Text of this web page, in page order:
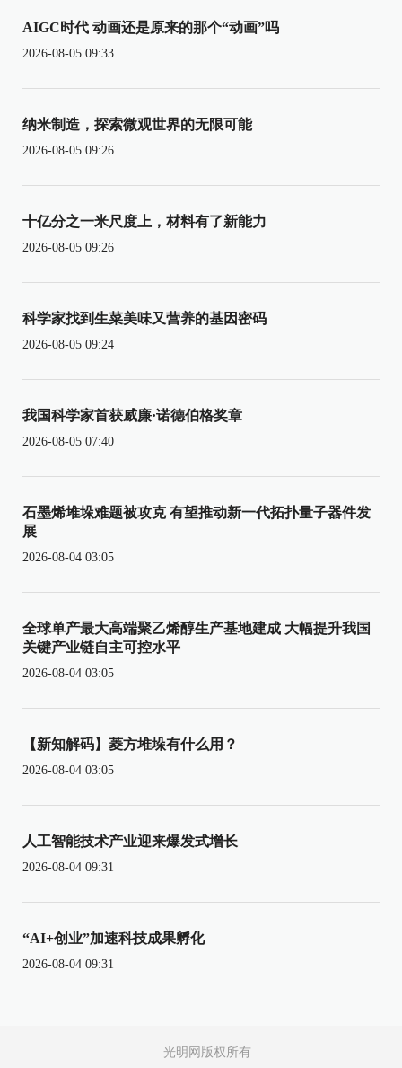
AIGC时代 动画还是原来的那个“动画”吗
2026-08-05 09:33
纳米制造，探索微观世界的无限可能
2026-08-05 09:26
十亿分之一米尺度上，材料有了新能力
2026-08-05 09:26
科学家找到生菜美味又营养的基因密码
2026-08-05 09:24
我国科学家首获威廉·诺德伯格奖章
2026-08-05 07:40
石墨烯堆垛难题被攻克 有望推动新一代拓扑量子器件发
展
2026-08-04 03:05
全球单产最大高端聚乙烯醇生产基地建成 大幅提升我国
关键产业链自主可控水平
2026-08-04 03:05
【新知解码】菱方堆垛有什么用？
2026-08-04 03:05
人工智能技术产业迎来爆发式增长
2026-08-04 09:31
“AI+创业”加速科技成果孵化
2026-08-04 09:31
光明网版权所有